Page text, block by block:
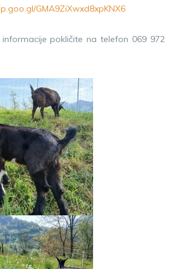
GMA9ZiXwxd8xpKNX6
pokličite na telefon 069 972